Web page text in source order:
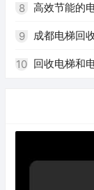
8 高效节能的
9 成都电梯回
10 回收电梯和